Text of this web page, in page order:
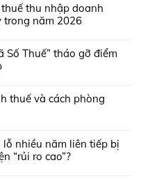
thu nhập doanh
trong năm 2026
Số Thuế” tháo gỡ điểm
thuế và cách phòng
nhiều năm liên tiếp bị
“rủi ro cao”?